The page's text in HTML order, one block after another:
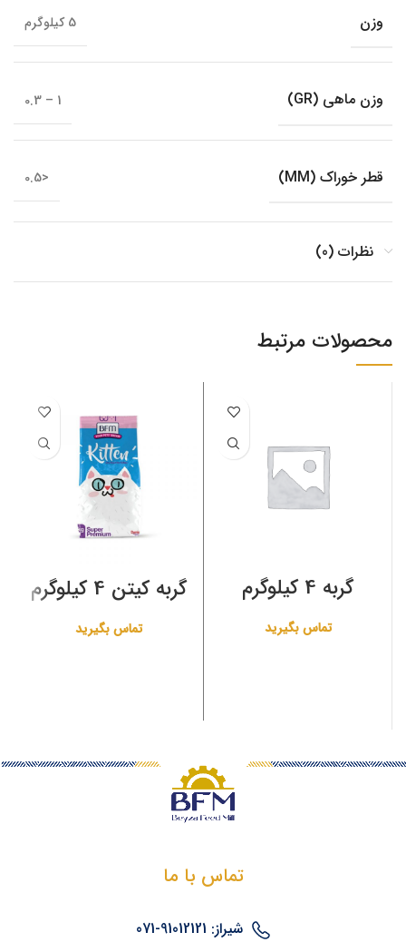
وزن 5 کیلوگرم
وزن ماهی (GR) 1 – 0.3
قطر خوراک (MM) <0.5
نظرات (0)
محصولات مرتبط
گربه 4 کیلوگرم
تماس بگیرید
گربه کیتن 4 کیلوگرم
تماس بگیرید
تماس با ما
شیراز: 91012121-071